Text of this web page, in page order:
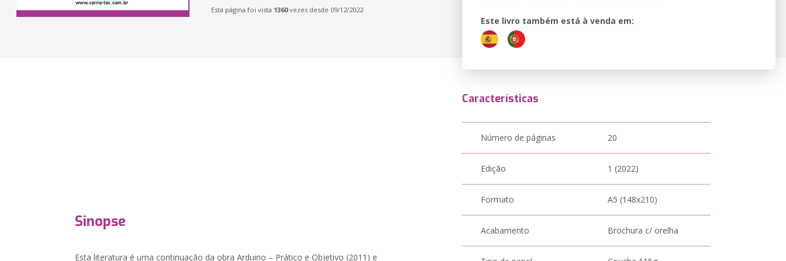
Esta página foi vista 1360vezes desde 09/12/2022
Este livro também está à venda em:
Sinopse
Esta literatura é uma continuação da obra Arduino – Prático e Objetivo (2011) e
Características
Número de páginas 20
Edição 1 (2022)
Formato A5 (148x210)
Acabamento Brochura c/ orelha